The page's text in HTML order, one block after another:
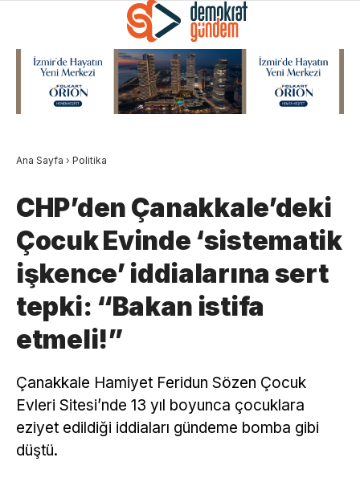
Ana Sayfa › Politika
CHP’den Çanakkale’deki
Çocuk Evinde ‘sistematik
işkence’ iddialarına sert
tepki: “Bakan istifa
etmeli!”
Çanakkale Hamiyet Feridun Sözen Çocuk
Evleri Sitesi’nde 13 yıl boyunca çocuklara
eziyet edildiği iddiaları gündeme bomba gibi
düştü.